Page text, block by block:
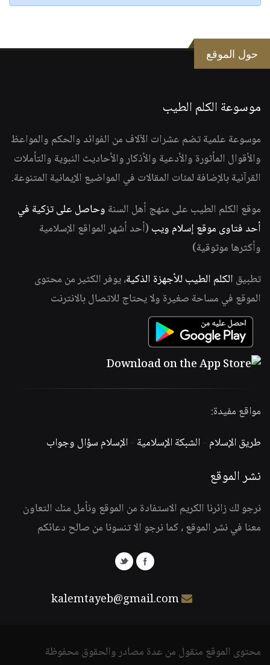
حول الموقع
موسوعة الكلم الطيب
موسوعة علمية تضم عشرات الآلاف من الفوائد والحكم والمواعظ
والأقوال المأثورة والأدعية والأذكار والأحاديث النبوية والتأملات
القرآنية بالإضافة لمئات المقالات في المواضيع الإيمانية المتنوعة.
موقع الكلم الطيب على منهج أهل السنة وحاصل على تزكية في
أحد فتاوى موقع إسلام ويب (أحد أشهر المواقع الإسلامية
وأكثرها موثوقية)
تطبيق الكلم الطيب للأجهزة الذكية، يوفر الكثير من محتوى
الموقع في مساحة صغيرة ولا يحتاج للاتصال بالانترنت
مواقع مفيدة:
طريق الإسلام -الشبكة الإسلامية -الإسلام سؤال وجواب
نشر الموقع
نرجو لك زائرنا الكريم الاستفادة من الموقع ونأمل منك التعاون
معنا في نشر الموقع ، كما نرجو الا تنسونا من صالح دعائكم
kalemtayeb@gmail.com
محتوى الموقع منقول من عدة مصادر والحقوق محفوظة